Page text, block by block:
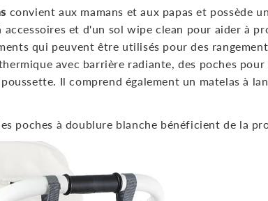
convient aux mamans et aux papas et possède
et d'un sol wipe clean pour aider à
qui peuvent être utilisés pour des
avec barrière radiante, des poches
Il comprend également un matelas à
poches à doublure blanche bénéficient de la